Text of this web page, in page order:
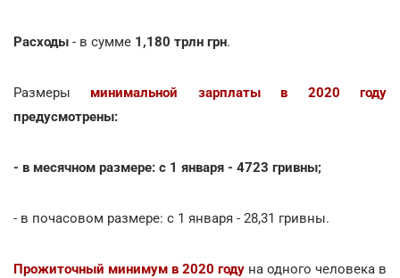
Расходы - в сумме 1,180 трлн грн.
Размеры минимальной зарплаты в 2020 году
предусмотрены:
- в месячном размере: с 1 января - 4723 гривны;
- в почасовом размере: с 1 января - 28,31 гривны.
Прожиточный минимум в 2020 году на одного человека в